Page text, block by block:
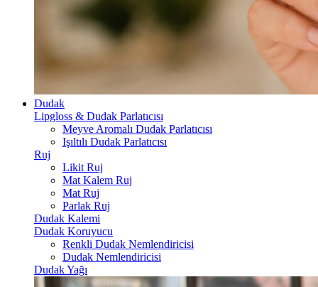
Dudak
Lipgloss & Dudak Parlatıcısı
Meyve Aromalı Dudak Parlatıcısı
Işıltılı Dudak Parlatıcısı
Ruj
Likit Ruj
Mat Kalem Ruj
Mat Ruj
Parlak Ruj
Dudak Kalemi
Dudak Koruyucu
Renkli Dudak Nemlendiricisi
Dudak Nemlendiricisi
Dudak Yağı